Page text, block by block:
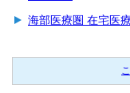
海部医療圏 在宅医